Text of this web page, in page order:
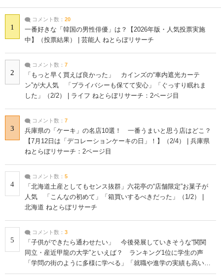
1
コメント数： 20
一番好きな「韓国の男性俳優」は？【2026年版・人気投票実施
中】（投票結果） | 芸能人 ねとらぼリサーチ
2
コメント数： 7
「もっと早く買えば良かった」 カインズの“車内遮光カーテ
ン”が大人気 「プライバシーも保てて安心」「ぐっすり眠れま
した」（2/2） | ライフ ねとらぼリサーチ：2ページ目
3
コメント数： 7
兵庫県の「ケーキ」の名店10選！ 一番うまいと思う店はどこ？
【7月12日は「デコレーションケーキの日」！】（2/4） | 兵庫県
ねとらぼリサーチ：2ページ目
4
コメント数： 5
「北海道土産としてもセンス抜群」六花亭の“店舗限定”お菓子が
人気 「こんなの初めて」「箱買いするべきだった」（1/2） |
北海道 ねとらぼリサーチ
5
コメント数： 3
「子供ができたら通わせたい」 今後発展していきそうな“関関
同立・産近甲龍の大学”といえば？ ランキング1位に学生の声
「学問の街のように多様に学べる」「就職や進学の実績も高い」
| 大学 ねとらぼリサーチ